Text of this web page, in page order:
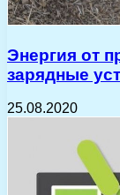
Энергия от
зарядные
25.08.2020